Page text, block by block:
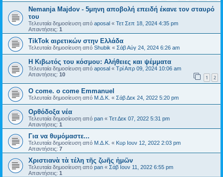
Nemanja Majdov - 5μηνη αποβολή επειδή έκανε τον σταυρό
του
Τελευταία δημοσίευση από aposal « Τετ Σεπ 18, 2024 4:35 pm
Απαντήσεις: 1
TikTok αιρετικών στην Ελλάδα
Τελευταία δημοσίευση από Shubik « Σάβ Αύγ 24, 2024 6:26 am
Η Κιβωτός του κόσμου: Αλήθειες και ψέμματα
Τελευταία δημοσίευση από aposal « Τρί Απρ 09, 2024 10:06 am
Απαντήσεις: 10 1 2
O come. o come Emmanuel
Τελευταία δημοσίευση από Μ.Δ.Κ. « Σάβ Δεκ 24, 2022 5:20 pm
Ορθόδοξα νέα
Τελευταία δημοσίευση από pan « Τετ Δεκ 07, 2022 5:31 pm
Απαντήσεις: 1
Για να θυμόμαστε...
Τελευταία δημοσίευση από Μ.Δ.Κ. « Κυρ Ιουν 12, 2022 2:03 pm
Απαντήσεις: 7
Χριστιανὰ τὰ τέλη τῆς ζωῆς ἡμῶν
Τελευταία δημοσίευση από pan « Σάβ Ιουν 11, 2022 6:55 pm
Απαντήσεις: 1